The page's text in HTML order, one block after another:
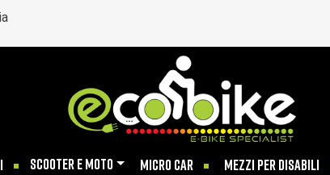
SCOOTER E MOTO MICRO CAR MEZZI PER DISABILI